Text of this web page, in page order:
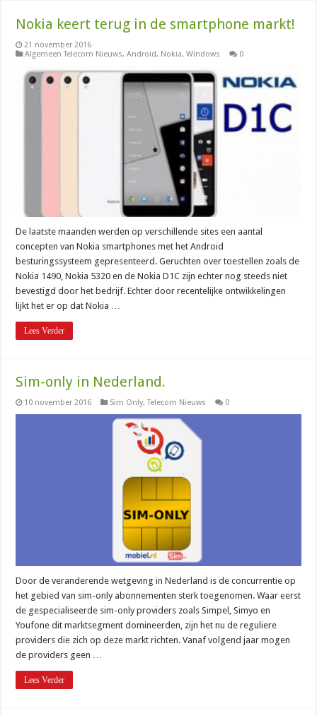
Nokia keert terug in de smartphone markt!
21 november 2016
Algemeen Telecom Nieuws,Android, Nokia,Windows 0
De laatste maanden werden op verschillende sites een aantal
concepten van Nokia smartphones met het Android
besturingssysteem gepresenteerd. Geruchten over toestellen zoals de
Nokia 1490, Nokia 5320 en de Nokia D1C zijn echter nog steeds niet
bevestigd door het bedrijf. Echter door recentelijke ontwikkelingen
lijkt het er op dat Nokia …
Lees Verder
Sim-only in Nederland.
10 november 2016 Sim Only,Telecom Nieuws 0
Door de veranderende wetgeving in Nederland is de concurrentie op
het gebied van sim-only abonnementen sterk toegenomen. Waar eerst
de gespecialiseerde sim-only providers zoals Simpel, Simyo en
Youfone dit marktsegment domineerden, zijn het nu de reguliere
providers die zich op deze markt richten. Vanaf volgend jaar mogen
de providers geen …
Lees Verder